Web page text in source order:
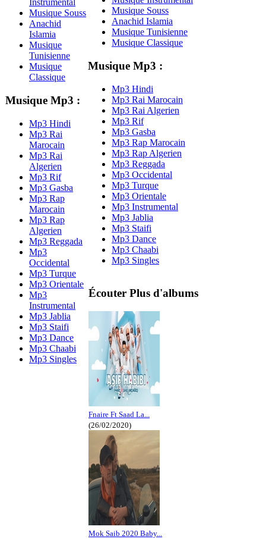
Instrumental
Musique Souss
Anachid
Islamia
Musique
Tunisienne
Musique
Classique
Musique Mp3 :
Mp3 Hindi
Mp3 Rai
Marocain
Mp3 Rai
Algerien
Mp3 Rif
Mp3 Gasba
Mp3 Rap
Marocain
Mp3 Rap
Algerien
Mp3 Reggada
Mp3
Occidental
Mp3 Turque
Mp3 Orientale
Mp3
Instrumental
Mp3 Jablia
Mp3 Staifi
Mp3 Dance
Mp3 Chaabi
Mp3 Singles
Musique Souss
Anachid Islamia
Musique Tunisienne
Musique Classique
Musique Mp3 :
Mp3 Hindi
Mp3 Rai Marocain
Mp3 Rai Algerien
Mp3 Rif
Mp3 Gasba
Mp3 Rap Marocain
Mp3 Rap Algerien
Mp3 Reggada
Mp3 Occidental
Mp3 Turque
Mp3 Orientale
Mp3 Instrumental
Mp3 Jablia
Mp3 Staifi
Mp3 Dance
Mp3 Chaabi
Mp3 Singles
Écouter Plus d'albums
Fnaire Ft Saad La...
(26/02/2020)
Mok Saib 2020 Baby...